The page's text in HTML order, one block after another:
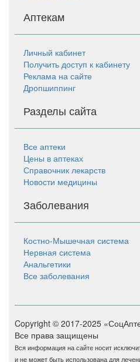
Аптекам
Личный кабинет
Получить доступ к кабинету
Реклама на сайте
Дропшиппинг
Разделы сайта
Все аптеки
Цены в аптеках
Справочник лекарств
Новости медицины
Заболевания
Костно-Мышечная система
Нервная система
Анальгетики
Все заболевания
Copyright © 2017-2025
Все права защищены
Вся информация на сайте носит
и не может быть использована для